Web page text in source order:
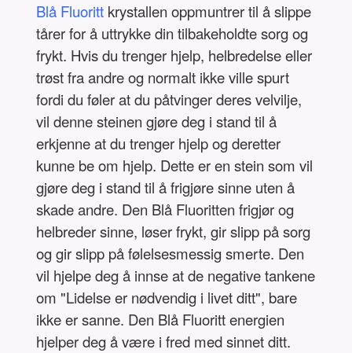
Blå Fluoritt krystallen oppmuntrer til å slippe
tårer for å uttrykke din tilbakeholdte sorg og
frykt. Hvis du trenger hjelp, helbredelse eller
trøst fra andre og normalt ikke ville spurt
fordi du føler at du påtvinger deres velvilje,
vil denne steinen gjøre deg i stand til å
erkjenne at du trenger hjelp og deretter
kunne be om hjelp. Dette er en stein som vil
gjøre deg i stand til å frigjøre sinne uten å
skade andre. Den Blå Fluoritten frigjør og
helbreder sinne, løser frykt, gir slipp på sorg
og gir slipp på følelsesmessig smerte. Den
vil hjelpe deg å innse at de negative tankene
om "Lidelse er nødvendig i livet ditt", bare
ikke er sanne. Den Blå Fluoritt energien
hjelper deg å være i fred med sinnet ditt.